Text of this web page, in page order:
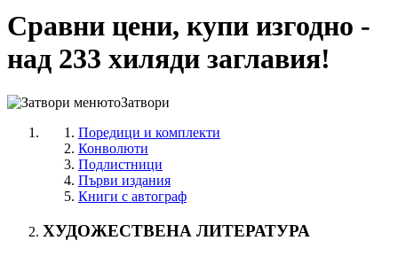
Сравни цени, купи изгодно -
над 233 хиляди заглавия!
Затвори
Поредици и комплекти
Конволюти
Подлистници
Първи издания
Книги с автограф
ХУДОЖЕСТВЕНА ЛИТЕРАТУРА